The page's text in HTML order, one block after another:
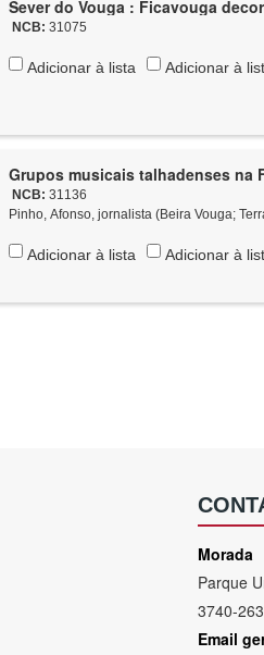
Sever do Vouga : Ficavouga
NCB:31075
Adicionar à lista Adicionar à
Grupos musicais talhadenses na
NCB:31136
Pinho, Afonso, jornalista (Beira Vouga;
Adicionar à lista Adicionar à
Morada
Parque
3740-
Email